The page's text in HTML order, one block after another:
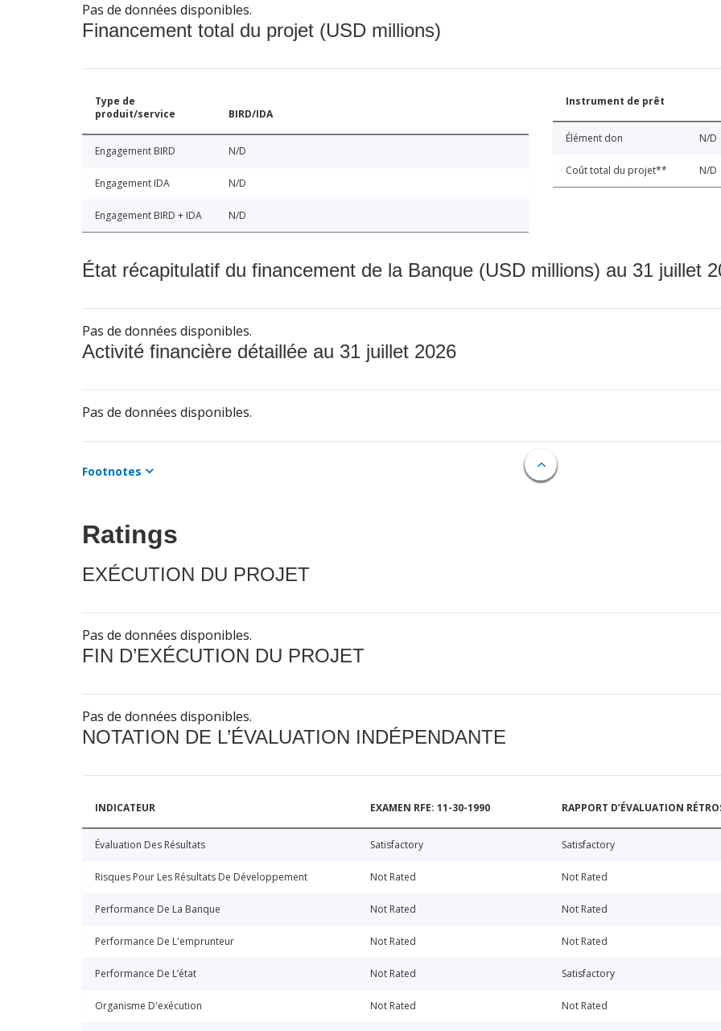
Pas de données disponibles.
Financement total du projet (USD millions)
Type de
produit/service
BIRD/IDA
Engagement BIRD N/D
Engagement IDA N/D
Engagement BIRD + IDA N/D
Instrument de prêt
Élément don N/D
Coût total du projet** N/D
État récapitulatif du financement de la Banque (USD millions) au 31 juillet
Pas de données disponibles.
Activité financière détaillée au 31 juillet 2026
Pas de données disponibles.
Footnotes
Ratings
EXÉCUTION DU PROJET
Pas de données disponibles.
FIN D’EXÉCUTION DU PROJET
Pas de données disponibles.
NOTATION DE L’ÉVALUATION INDÉPENDANTE
INDICATEUR EXAMEN RFE: 11-30-1990 RAPPORT D’ÉVALUATION
Évaluation Des Résultats Satisfactory Satisfactory
Risques Pour Les Résultats De Développement Not Rated Not Rated
Performance De La Banque Not Rated Not Rated
Performance De L'emprunteur Not Rated Not Rated
Performance De L’état Not Rated Satisfactory
Organisme D'exécution Not Rated Not Rated